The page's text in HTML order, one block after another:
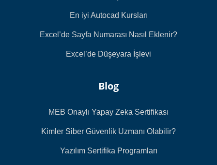
En iyi Autocad Kursları
Excel’de Sayfa Numarası Nasıl Eklenir?
Excel’de Düşeyara İşlevi
Blog
MEB Onaylı Yapay Zeka Sertifikası
Kimler Siber Güvenlik Uzmanı Olabilir?
Yazılım Sertifika Programları